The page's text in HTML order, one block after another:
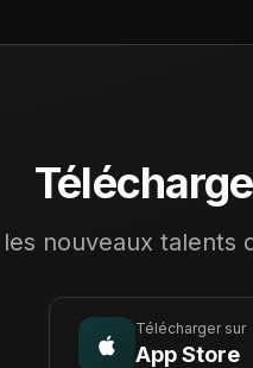
nouveaux
Télécharger sur
App Store